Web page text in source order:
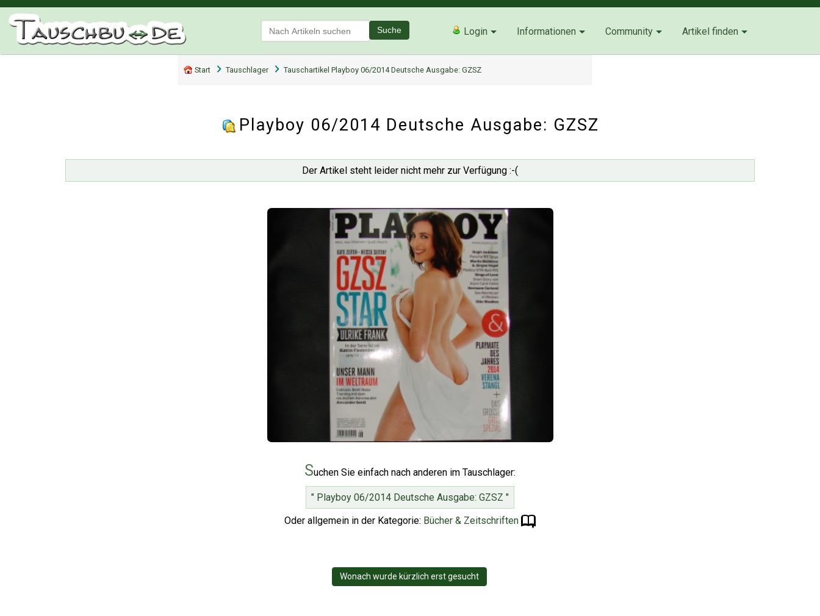
Suche Login Informationen Community Artikel finden
Start Tauschlager Tauschartikel Playboy 06/2014 Deutsche Ausgabe: GZSZ
Playboy 06/2014 Deutsche Ausgabe: GZSZ
Der Artikel steht leider nicht mehr zur Verfügung :-(
Suchen Sie einfach nach anderen im Tauschlager:
" Playboy 06/2014 Deutsche Ausgabe: GZSZ "
Oder allgemein in der Kategorie: Bücher & Zeitschriften
Wonach wurde kürzlich erst gesucht